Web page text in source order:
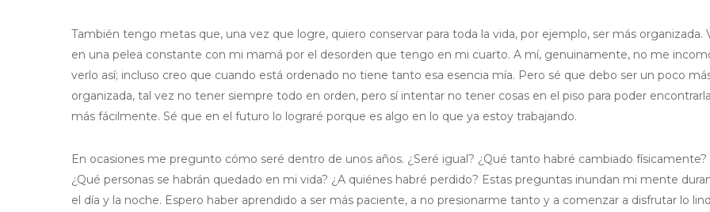
También tengo metas que, una vez que logre, quiero conservar para toda la vida, por ejemplo, ser más organizada.
en una pelea constante con mi mamá por el desorden que tengo en mi cuarto. A mí, genuinamente, no me
verlo así; incluso creo que cuando está ordenado no tiene tanto esa esencia mía. Pero sé que debo ser un poco
organizada, tal vez no tener siempre todo en orden, pero sí intentar no tener cosas en el piso para poder
más fácilmente. Sé que en el futuro lo lograré porque es algo en lo que ya estoy trabajando.
En ocasiones me pregunto cómo seré dentro de unos años. ¿Seré igual? ¿Qué tanto habré cambiado físicamente?
¿Qué personas se habrán quedado en mi vida? ¿A quiénes habré perdido? Estas preguntas inundan mi mente
el día y la noche. Espero haber aprendido a ser más paciente, a no presionarme tanto y a comenzar a disfrutar lo